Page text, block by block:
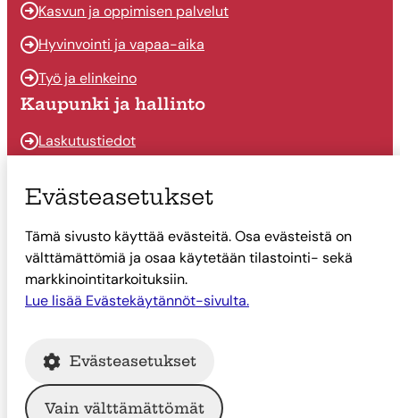
Kasvun ja oppimisen palvelut
Hyvinvointi ja vapaa-aika
Työ ja elinkeino
Kaupunki ja hallinto
Laskutustiedot
Päätöksenteko
Talous
Yhteystiedot
Tietoa Suonenjoesta
Tietoa Suonenjoesta
Evästeasetukset
Tämä sivusto käyttää evästeitä. Osa evästeistä on
välttämättömiä ja osaa käytetään tilastointi- sekä
markkinointitarkoituksiin.
Lue lisää Evästekäytännöt-sivulta.
Evästeasetukset
Vain välttämättömät